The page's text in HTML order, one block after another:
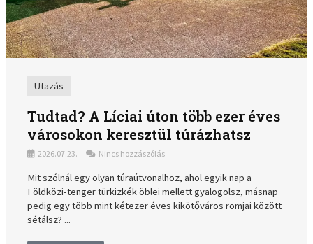
Utazás
Tudtad? A Líciai úton több ezer éves
városokon keresztül túrázhatsz
2026.07.23. Nincs hozzászólás
Mit szólnál egy olyan túraútvonalhoz, ahol egyik nap a
Földközi-tenger türkizkék öblei mellett gyalogolsz, másnap
pedig egy több mint kétezer éves kikötőváros romjai között
sétálsz? ...